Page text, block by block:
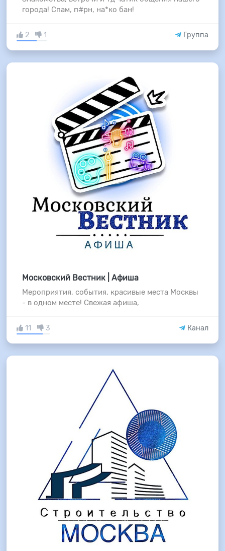
города! Спам, п#рн, на*ко бан!
2 1 Группа
Московский Вестник | Афиша
Мероприятия, события, красивые места Москвы
- в одном месте! Свежая афиша,
11 3 Канал